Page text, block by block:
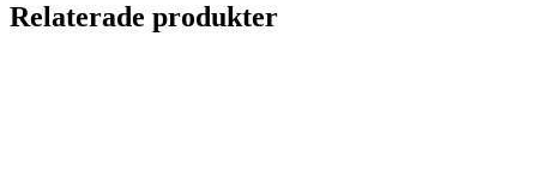
Relaterade produkter